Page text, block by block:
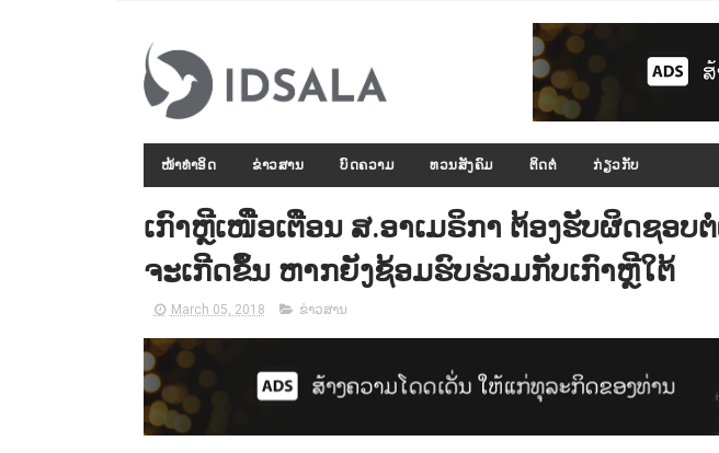
ໜ້າທຳອິດ ຂ່າວສານ ບົດຄວາມ ທວນສັງຄົມ ຕິດຕໍ່ ກ່ຽວກັບ
ເກົາຫຼີເໜືອເຕືອນ ສ.ອາເມຣິກາ ຕ້ອງຮັບຜິດຊອບ
ຈະເກີດຂຶ້ນ ຫາກຍັງຊ້ອມຮົບຮ່ວມກັບເກົາຫຼີໃຕ້
March 05, 2018 ຂ່າວສານ